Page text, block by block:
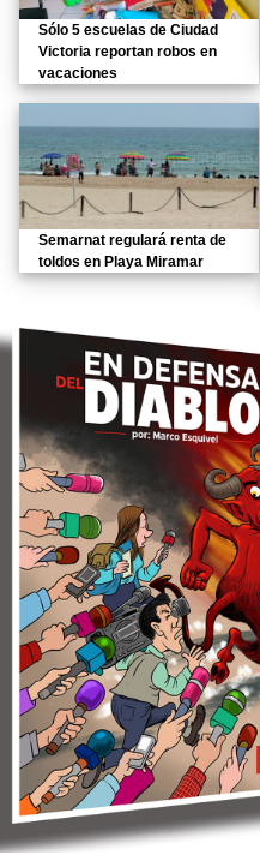
Sólo 5 escuelas de Ciudad
Victoria reportan robos en
vacaciones
Semarnat regulará renta de
toldos en Playa Miramar